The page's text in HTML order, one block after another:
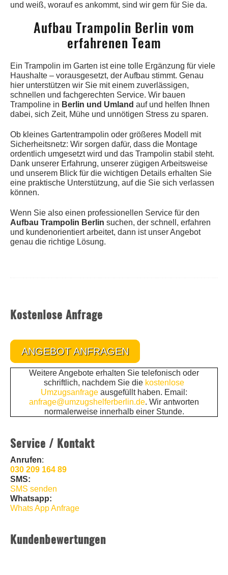
und weiß, worauf es ankommt, sind wir gern für Sie da.
Aufbau Trampolin Berlin vom
erfahrenen Team
Ein Trampolin im Garten ist eine tolle Ergänzung für viele
Haushalte – vorausgesetzt, der Aufbau stimmt. Genau
hier unterstützen wir Sie mit einem zuverlässigen,
schnellen und fachgerechten Service. Wir bauen
Trampoline in Berlin und Umland auf und helfen Ihnen
dabei, sich Zeit, Mühe und unnötigen Stress zu sparen.
Ob kleines Gartentrampolin oder größeres Modell mit
Sicherheitsnetz: Wir sorgen dafür, dass die Montage
ordentlich umgesetzt wird und das Trampolin stabil steht.
Dank unserer Erfahrung, unserer zügigen Arbeitsweise
und unserem Blick für die wichtigen Details erhalten Sie
eine praktische Unterstützung, auf die Sie sich verlassen
können.
Wenn Sie also einen professionellen Service für den
Aufbau Trampolin Berlin suchen, der schnell, erfahren
und kundenorientiert arbeitet, dann ist unser Angebot
genau die richtige Lösung.
Kostenlose Anfrage
ANGEBOT ANFRAGEN
Weitere Angebote erhalten Sie telefonisch oder
schriftlich, nachdem Sie die kostenlose
Umzugsanfrage ausgefüllt haben. Email:
anfrage@umzugshelferberlin.de. Wir antworten
normalerweise innerhalb einer Stunde.
Service / Kontakt
Anrufen:
030 209 164 89
SMS:
SMS senden
Whatsapp:
Whats App Anfrage
Kundenbewertungen